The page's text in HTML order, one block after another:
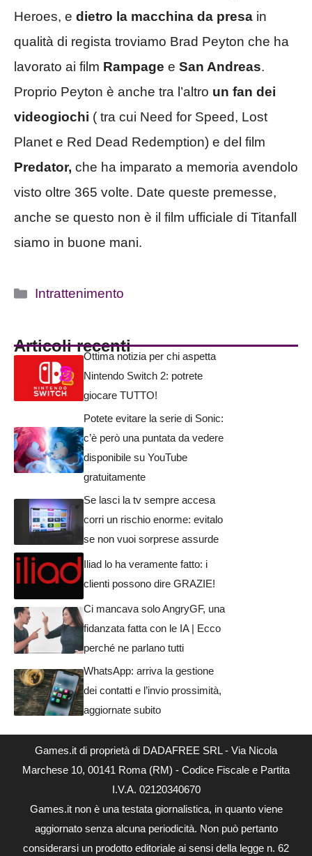
Heroes, e dietro la macchina da presa in
qualità di regista troviamo Brad Peyton che ha
lavorato ai film Rampage e San Andreas.
Proprio Peyton è anche tra l’altro un fan dei
videogiochi ( tra cui Need for Speed, Lost
Planet e Red Dead Redemption) e del film
Predator, che ha imparato a memoria avendolo
visto oltre 365 volte. Date queste premesse,
anche se questo non è il film ufficiale di Titanfall
siamo in buone mani.
Categorie
Intrattenimento
Articoli recenti
Ottima notizia per chi aspetta
Nintendo Switch 2: potrete
giocare TUTTO!
Potete evitare la serie di Sonic:
c’è però una puntata da vedere
disponibile su YouTube
gratuitamente
Se lasci la tv sempre accesa
corri un rischio enorme: evitalo
se non vuoi sorprese assurde
Iliad lo ha veramente fatto: i
clienti possono dire GRAZIE!
Ci mancava solo AngryGF, una
fidanzata fatta con le IA | Ecco
perché ne parlano tutti
WhatsApp: arriva la gestione
dei contatti e l’invio prossimità,
aggiornate subito
Games.it di proprietà di DADAFREE SRL - Via Nicola
Marchese 10, 00141 Roma (RM) - Codice Fiscale e Partita
I.V.A. 02120340670
Games.it non è una testata giornalistica, in quanto viene
aggiornato senza alcuna periodicità. Non può pertanto
considerarsi un prodotto editoriale ai sensi della legge n. 62